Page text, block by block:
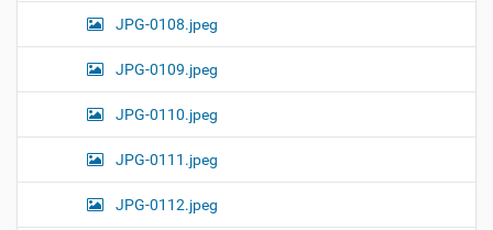
JPG-0108.jpeg
JPG-0109.jpeg
JPG-0110.jpeg
JPG-0111.jpeg
JPG-0112.jpeg